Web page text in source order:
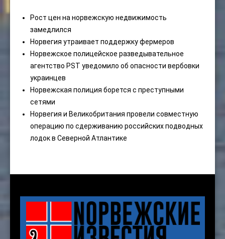
Рост цен на норвежскую недвижимость
замедлился
Норвегия утраивает поддержку фермеров
Норвежское полицейское разведывательное
агентство PST уведомило об опасности вербовки
украинцев
Норвежская полиция борется с преступными
сетями
Норвегия и Великобритания провели совместную
операцию по сдерживанию российских подводных
лодок в Северной Атлантике